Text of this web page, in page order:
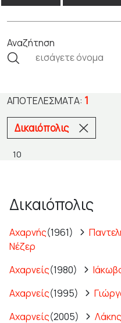
Αναζήτηση
ΑΠΟΤΕΛΈΣΜΑΤΑ: 1
Δικαιόπολις
Δικαιόπολις
Αχαρνής(1961)
Νέζερ
Αχαρνείς(1980)
Αχαρνείς(1995)
Αχαρνείς(2005)